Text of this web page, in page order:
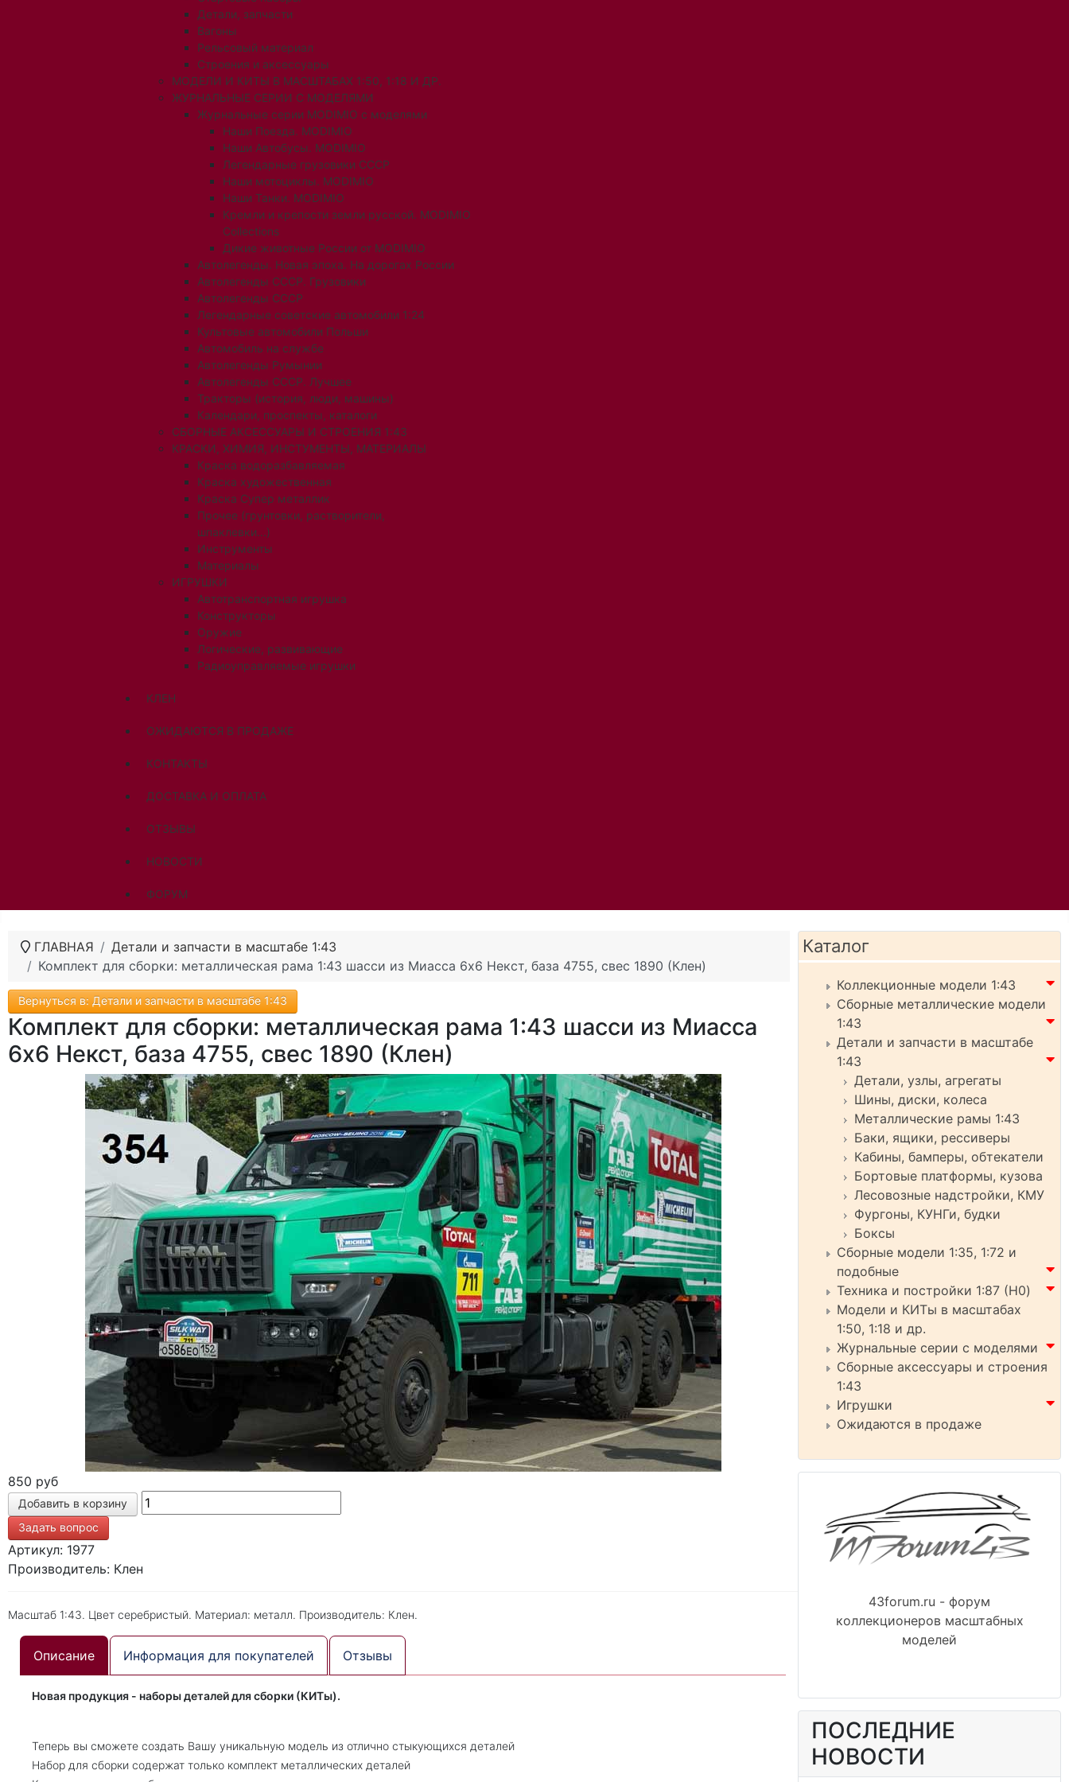
Детали, запчасти
Вагоны
Рельсовый материал
Строения и аксессуары
МОДЕЛИ И КИТЫ В МАСШТАБАХ 1:50, 1:18 И ДР.
ЖУРНАЛЬНЫЕ СЕРИИ С МОДЕЛЯМИ
Журнальные серии MODIMIO с моделями
Наши Поезда. MODIMIO
Наши Автобусы. MODIMIO
Легендарные грузовики СССР
Наши мотоциклы. MODIMIO
Наши Танки. MODIMIO
Кремли и крепости земли русской. MODIMIO
Collections
Дикие животные России от MODIMIO
Автолегенды. Новая эпоха. На дорогах России
Автолегенды СССР. Грузовики
Автолегенды СССР
Легендарные советские автомобили 1:24
Культовые автомобили Польши
Автомобиль на службе
Автолегенды Румынии
Автолегенды СССР. Лучшее
Тракторы (история, люди, машины)
Календари, проспекты, каталоги
СБОРНЫЕ АКСЕССУАРЫ И СТРОЕНИЯ 1:43
КРАСКИ, ХИМИЯ, ИНСТУМЕНТЫ, МАТЕРИАЛЫ
Краска водоразбавляемая
Краска художественная
Краска Супер металлик
Прочее (грунтовки, растворители,
шпаклевки...)
Инструменты
Материалы
ИГРУШКИ
Автотранспортная игрушка
Конструкторы
Оружие
Логические, развивающие
Радиоуправляемые игрушки
КЛЕН
ОЖИДАЮТСЯ В ПРОДАЖЕ
КОНТАКТЫ
ДОСТАВКА И ОПЛАТА
ОТЗЫВЫ
НОВОСТИ
ФОРУМ
ГЛАВНАЯ
Детали и запчасти в масштабе 1:43
Комплект для сборки: металлическая рама 1:43 шасси из Миасса 6х6 Некст, база 4755, свес 1890 (Клен)
Вернуться в: Детали и запчасти в масштабе 1:43
Комплект для сборки: металлическая рама 1:43 шасси из Миасса
6х6 Некст, база 4755, свес 1890 (Клен)
850 руб
Задать вопрос
Артикул: 1977
Производитель: Клен
Масштаб 1:43. Цвет серебристый. Материал: металл. Производитель: Клен.
Описание Информация для покупателей Отзывы
Новая продукция - наборы деталей для сборки (КИТы).
Теперь вы сможете создать Вашу уникальную модель из отлично стыкующихся деталей
Набор для сборки содержат только комплект металлических деталей
Каталог
Коллекционные модели 1:43
Сборные металлические модели
1:43
Детали и запчасти в масштабе
1:43
Детали, узлы, агрегаты
Шины, диски, колеса
Металлические рамы 1:43
Баки, ящики, рессиверы
Кабины, бамперы, обтекатели
Бортовые платформы, кузова
Лесовозные надстройки, КМУ
Фургоны, КУНГи, будки
Боксы
Сборные модели 1:35, 1:72 и
подобные
Техника и постройки 1:87 (H0)
Модели и КИТы в масштабах
1:50, 1:18 и др.
Журнальные серии с моделями
Сборные аксессуары и строения
1:43
Игрушки
Ожидаются в продаже
43forum.ru - форум
коллекционеров масштабных
моделей
ПОСЛЕДНИЕ
НОВОСТИ